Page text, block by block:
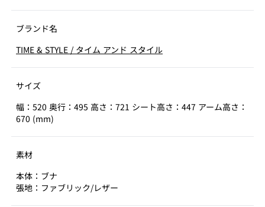
ブランド名
TIME & STYLE / タイム アンド スタイル
サイズ
幅：520 奥行：495 高さ：721 シート高さ：447 アーム高さ：
670 (mm)
素材
本体：ブナ
張地：ファブリック/レザー